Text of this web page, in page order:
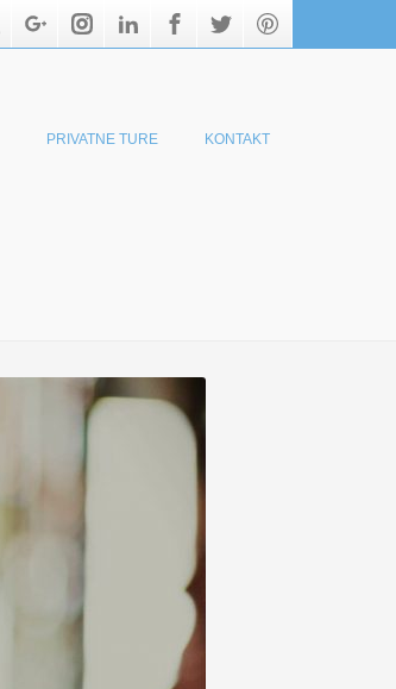
PRIVATNE TURE KONTAKT